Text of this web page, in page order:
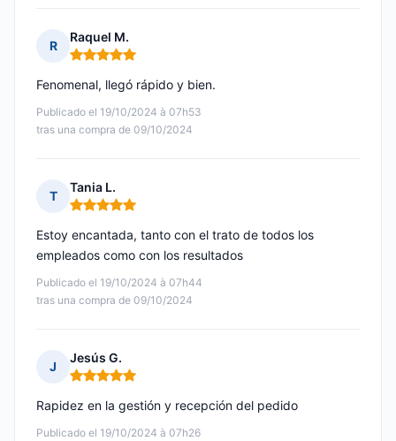
R
Raquel M.
Nota: 5 de 5
Publicado el 19/10/2024 à 07h53
tras una compra de 09/10/2024
Fenomenal, llegó rápido y bien.
T
Tania L.
Nota: 5 de 5
Publicado el 19/10/2024 à 07h44
tras una compra de 09/10/2024
Estoy encantada, tanto con el trato de todos los
empleados como con los resultados
J
Jesús G.
Nota: 5 de 5
Publicado el 19/10/2024 à 07h26
Rapidez en la gestión y recepción del pedido